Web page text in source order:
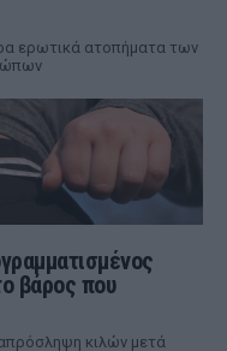
ερωτικά ατοπήματα των
βάρος που
κιλών μετά